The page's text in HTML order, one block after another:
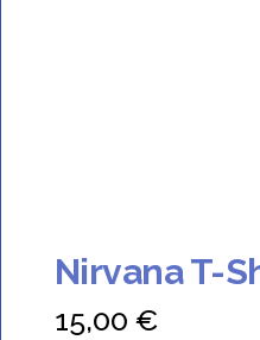
Nirvana T-
15,00 €